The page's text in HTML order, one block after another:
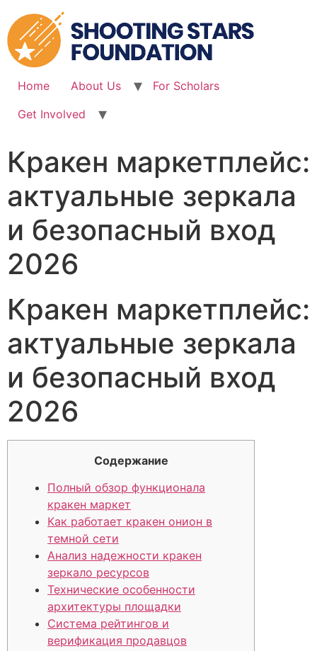
to
content
Home About Us
For Scholars
Get Involved
Кракен маркетплейс:
актуальные зеркала
и безопасный вход
2026
Кракен маркетплейс:
актуальные зеркала
и безопасный вход
2026
Содержание
Полный обзор функционала
кракен маркет
Как работает кракен онион в
темной сети
Анализ надежности кракен
зеркало ресурсов
Технические особенности
архитектуры площадки
Система рейтингов и
верификация продавцов